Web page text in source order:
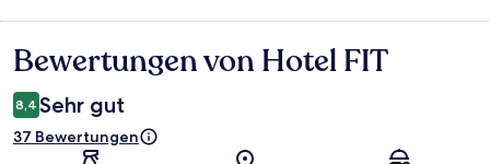
Bewertungen
Bewertungen von Hotel FIT
8,4 Sehr gut
37 Bewertungen